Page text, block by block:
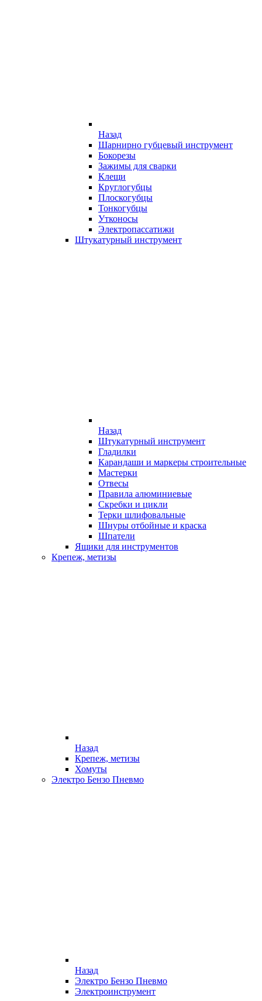
Назад
Шарнирно губцевый инструмент
Бокорезы
Зажимы для сварки
Клещи
Круглогубцы
Плоскогубцы
Тонкогубцы
Утконосы
Электропассатижи
Штукатурный инструмент
Назад
Штукатурный инструмент
Гладилки
Карандаши и маркеры строительные
Мастерки
Отвесы
Правила алюминиевые
Скребки и цикли
Терки шлифовальные
Шнуры отбойные и краска
Шпатели
Ящики для инструментов
Крепеж, метизы
Назад
Крепеж, метизы
Хомуты
Электро Бензо Пневмо
Назад
Электро Бензо Пневмо
Электроинструмент